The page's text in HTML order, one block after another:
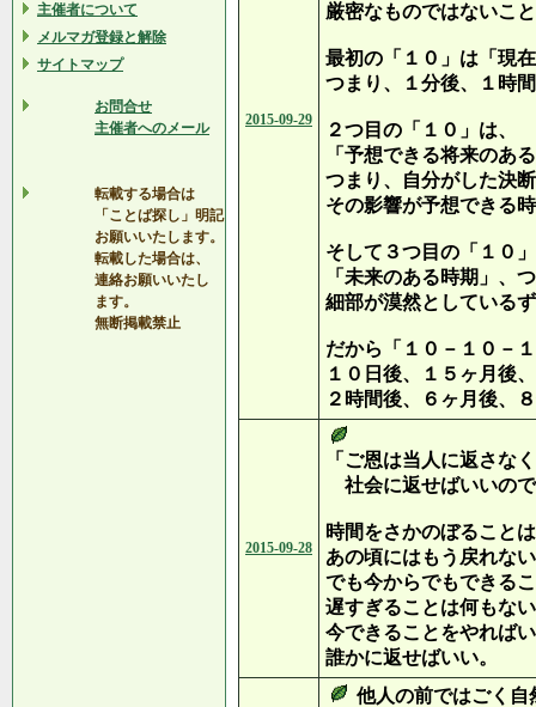
主催者について
メルマガ登録と解除
サイトマップ
お問合せ
主催者へのメール
転載する場合は
「ことば探し」明記
お願いいたします。
転載した場合は、
連絡お願いいたし
ます。
無断掲載禁止
2015-09-29
厳密なものではないこ
最初の「１０」は「現
つまり、１分後、１時
２つ目の「１０」は、
「予想できる将来のあ
つまり、自分がした決
その影響が予想できる
そして３つ目の「１０
「未来のある時期」、
細部が漠然としている
だから「１０－１０－
１０日後、１５ヶ月後
２時間後、６ヶ月後、
2015-09-28
「ご恩は当人に返さな
社会に返せばいいの
時間をさかのぼること
あの頃にはもう戻れな
でも今からでもできる
遅すぎることは何もな
今できることをやれば
誰かに返せばいい。
他人の前ではごく自